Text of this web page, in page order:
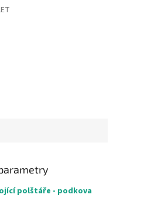
polštáře - podkova